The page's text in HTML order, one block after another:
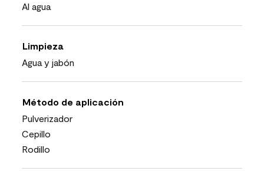
Al agua
Limpieza
Agua y jabón
Método de aplicación
Pulverizador
Cepillo
Rodillo